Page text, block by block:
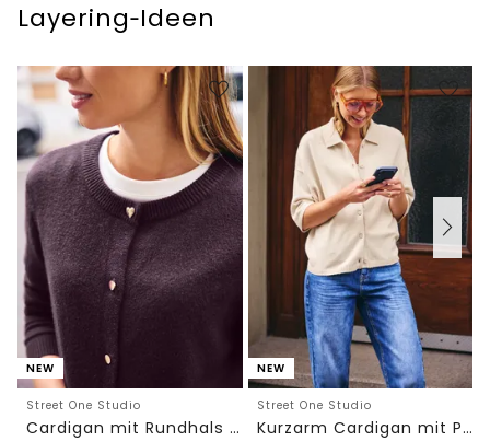
Layering‑Ideen
NEW
Street One Studio
Cardigan mit Rundhals und Knöpfen
NEW
Street One Studio
Kurzarm Cardigan mit Polokragen